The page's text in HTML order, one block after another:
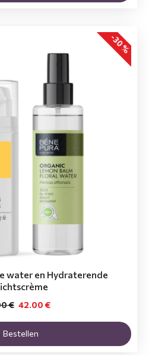
-30 %
water en Hydraterende
42.00 €
€
Bestellen